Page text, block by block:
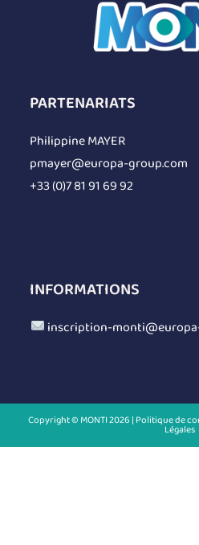
PARTENARIATS
Philippine MAYER
pmayer@europa-group.com
+33 (0)7 81 91 69 92
INFORMATIONS
inscription-
Copyright © MONTI 2026 | Politique de
Légales